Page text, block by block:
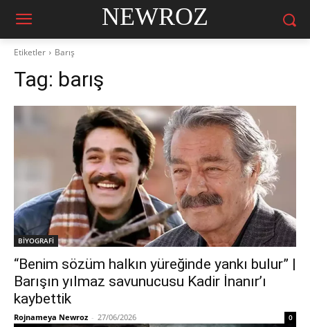
NEWROZ
Etiketler Barış
Tag: barış
BİYOGRAFİ
“Benim sözüm halkın yüreğinde yankı bulur” |
Barışın yılmaz savunucusu Kadir İnanır’ı
kaybettik
Rojnameya Newroz - 27/06/2026 0